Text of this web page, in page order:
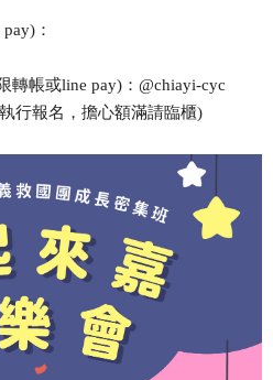
：
轉帳或line pay)：@chiayi-cyc
行報名，擔心額滿請臨櫃)